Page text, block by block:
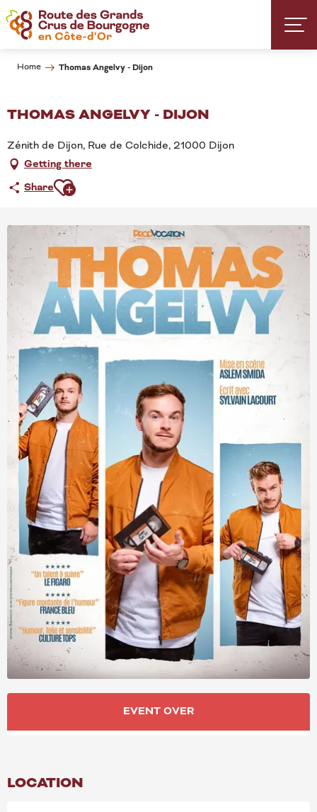
Aller
au
contenu
Home Thomas Angelvy - Dijon
THOMAS ANGELVY - DIJON
Zénith de Dijon, Rue de Colchide, 21000 Dijon
Getting there
ShareAjouter aux favoris
OPENING HOURS &
EVENT OVER
LOCATION